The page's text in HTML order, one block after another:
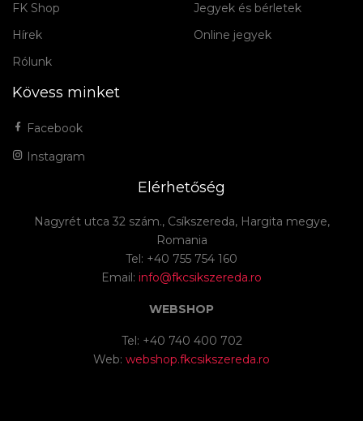
FK Shop
Hírek
Rólunk
Jegyek és bérletek
Online jegyek
Kövess minket
Facebook
Instagram
Elérhetőség
Nagyrét utca 32 szám., Csíkszereda, Hargita megye,
Romania
Tel: +40 755 754 160
Email: info@fkcsikszereda.ro
WEBSHOP
Tel: +40 740 400 702
Web: webshop.fkcsikszereda.ro